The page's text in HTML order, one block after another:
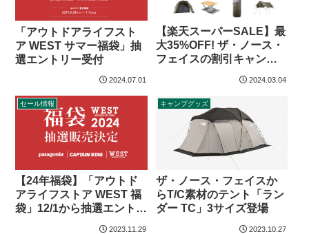
「アウトドアライフスト
ア WEST サマー福袋」抽
選エントリー受付
2024.07.01
【楽天スーパーSALE】最
大35%OFF! ザ・ノース・
フェイスの割引キャンプ
2024.03.04
セール情報
【24年福袋】「アウトド
アライフストア WEST 福
袋」12/1から抽選エントリ
2023.11.29
キャンプグッズ
ザ・ノース・フェイスか
らT/C素材のテント「ラン
ダー TC」3サイズ登場
2023.10.27